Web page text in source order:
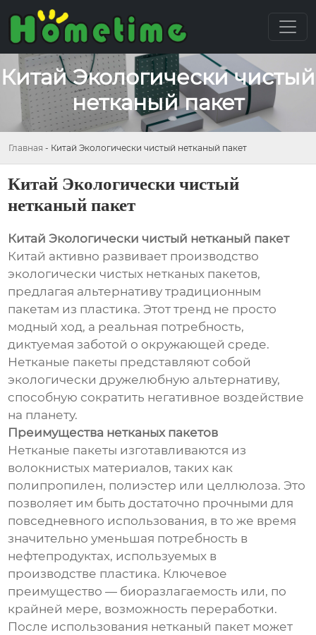
Китай Экологически чистый
нетканый пакет
Главная - Китай Экологически чистый нетканый пакет
Китай Экологически чистый
нетканый пакет
Китай Экологически чистый нетканый пакет
Китай активно развивает производство
экологически чистых нетканых пакетов,
предлагая альтернативу традиционным
пакетам из пластика. Этот тренд не просто
модный ход, а реальная потребность,
диктуемая заботой о окружающей среде.
Нетканые пакеты представляют собой
экологически дружелюбную альтернативу,
способную сократить негативное воздействие
на планету.
Преимущества нетканых пакетов
Нетканые пакеты изготавливаются из
волокнистых материалов, таких как
полипропилен, полиэстер или целлюлоза. Это
позволяет им быть достаточно прочными для
повседневного использования, в то же время
значительно уменьшая потребность в
нефтепродуктах, используемых в
производстве пластика. Ключевое
преимущество — биоразлагаемость или, по
крайней мере, возможность переработки.
После использования нетканый пакет может